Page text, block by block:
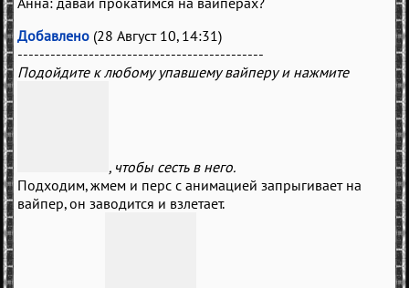
Добавлено (28 Август 10, 14:31)
---------------------------------------------
Подойдите к любому упавшему вайперу и нажмите
, чтобы сесть в него.
Подходим, жмем и перс с анимацией запрыгивает на
вайпер, он заводится и взлетает.